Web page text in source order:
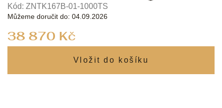
38 870 Kč
Můžeme doručit do: 04.09.2026
Kód: ZNTK167B-01-1000TS